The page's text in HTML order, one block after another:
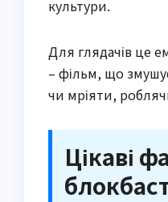
культури.
Для глядачів це
– фільм, що
чи мріяти,
Цікаві